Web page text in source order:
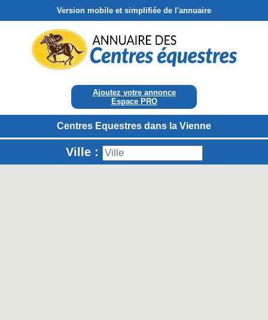
Version mobile et simplifiée de l'annuaire
Ajoutez votre annonce
Espace PRO
Centres Equestres dans la Vienne
Ville :